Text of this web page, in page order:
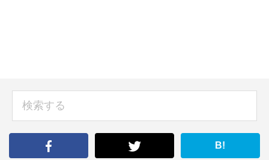
B!